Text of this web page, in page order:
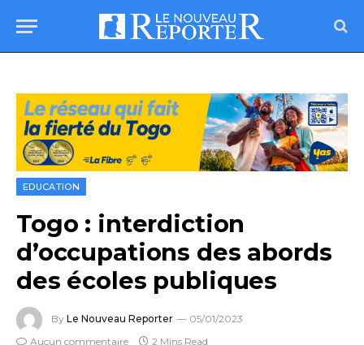
EDUCATION
Togo : interdiction
d’occupations des abords
des écoles publiques
By Le Nouveau Reporter
05/01/2023
Aucun commentaire
2 Mins Read